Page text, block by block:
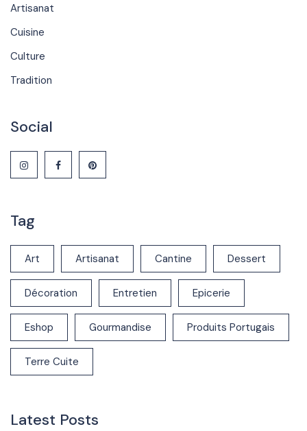
Artisanat
Cuisine
Culture
Tradition
Social
Tag
Art Artisanat Cantine Dessert
Décoration Entretien Epicerie
Eshop Gourmandise Produits Portugais
Terre Cuite
Latest Posts